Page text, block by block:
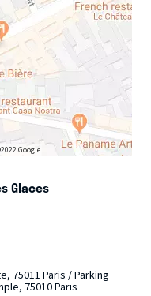
Google
Glaces
75011 Paris / Parking
75010 Paris